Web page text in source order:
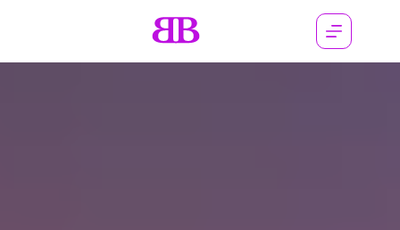
WIMPERN NICHT
VON DIESER WELT